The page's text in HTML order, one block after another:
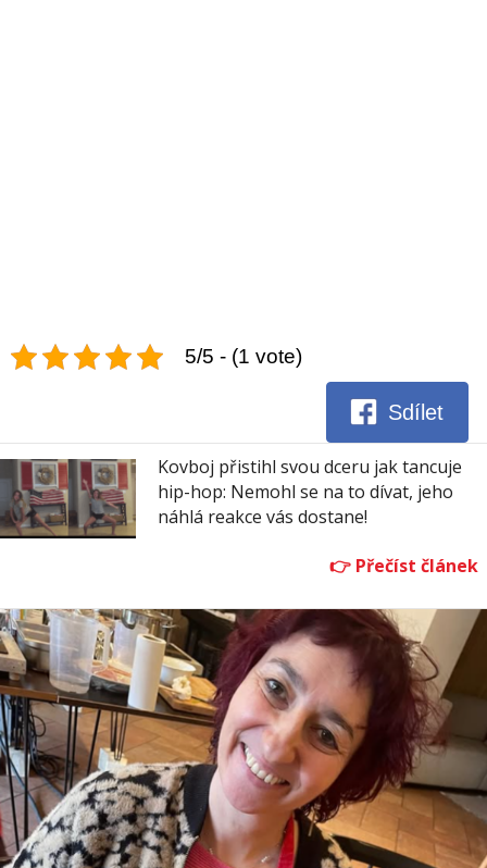
5/5 - (1 vote)
Sdílet
Kovboj přistihl svou dceru jak tancuje
hip-hop: Nemohl se na to dívat, jeho
náhlá reakce vás dostane!